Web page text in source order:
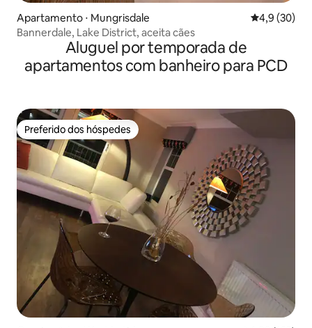
Apartamento ⋅ Mungrisdale 4,9 de uma
4,9 (30)
Bannerdale, Lake District, aceita cães
Aluguel por temporada de
apartamentos com banheiro para PCD
Preferido dos hóspedes
Preferido dos hóspedes